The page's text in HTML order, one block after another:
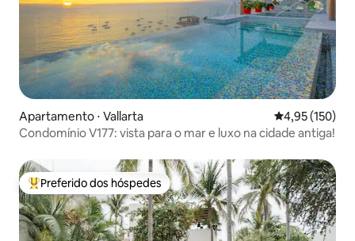
Apartamento ⋅ Vallarta 4,95 de uma
4,95 (150)
Condomínio V177: vista para o mar e luxo na cidade antiga!
Entre os melhores preferidos dos hóspedes
Preferido dos hóspedes